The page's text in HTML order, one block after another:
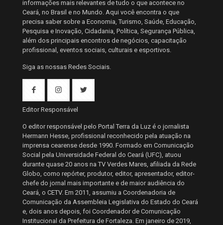
informações mais relevantes de tudo o que acontece no
Ceará, no Brasil e no Mundo. Aqui você encontra o que
precisa saber sobre a Economia, Turismo, Saúde, Educação,
Pesquisa e Inovação, Cidadania, Política, Segurança Pública,
além dos principais encontros de negócios, capacitação
profissional, eventos sociais, culturais e esportivos.
Siga as nossas Redes Sociais.
Editor Responsável
O editor responsável pelo Portal Terra da Luz é o jornalista
Hermann Hesse, profissional reconhecido pela atuação na
imprensa cearense desde 1990. Formado em Comunicação
Social pela Universidade Federal do Ceará (UFC), atuou
durante quase 20 anos na TV Verdes Mares, afiliada da Rede
Globo, como repórter, produtor, editor, apresentador, editor-
chefe do jornal mais importante e de maior audiência do
Ceará, o CETV. Em 2011, assumiu a Coordenadoria de
Comunicação da Assembleia Legislativa do Estado do Ceará
e, dois anos depois, foi Coordenador de Comunicação
Institucional da Prefeitura de Fortaleza. Em janeiro de 2019,